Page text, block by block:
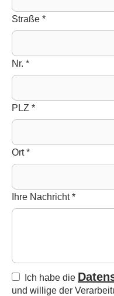
Straße *
Nr. *
PLZ *
Ort*
Ihre Nachricht*
Ich habe die
und willige der